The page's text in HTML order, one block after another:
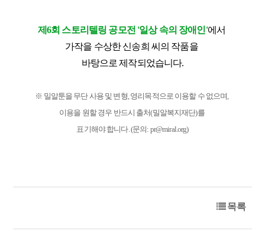
제6회 스토리텔링 공모전 '일상 속의 장애인'에서
가작을 수상한신송희 씨의 작품을
바탕으로 제작되었습니다.
※ 밀알툰을 무단 사용 및 변형, 영리목적으로 이용할 수 없으며,
이용을 원할 경우 반드시 출처(밀알복지재단)를
표기해야 합니다. (문의: pr@miral.org)
목록